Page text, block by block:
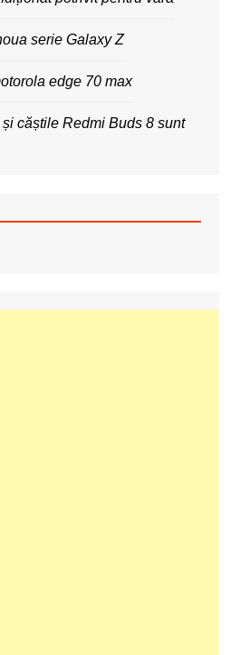
serie Galaxy Z
edge 70 max
căștile Redmi Buds 8 sunt